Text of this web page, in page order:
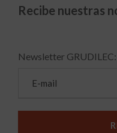
Recibe nuestras
Newsletter GRUDILEC: